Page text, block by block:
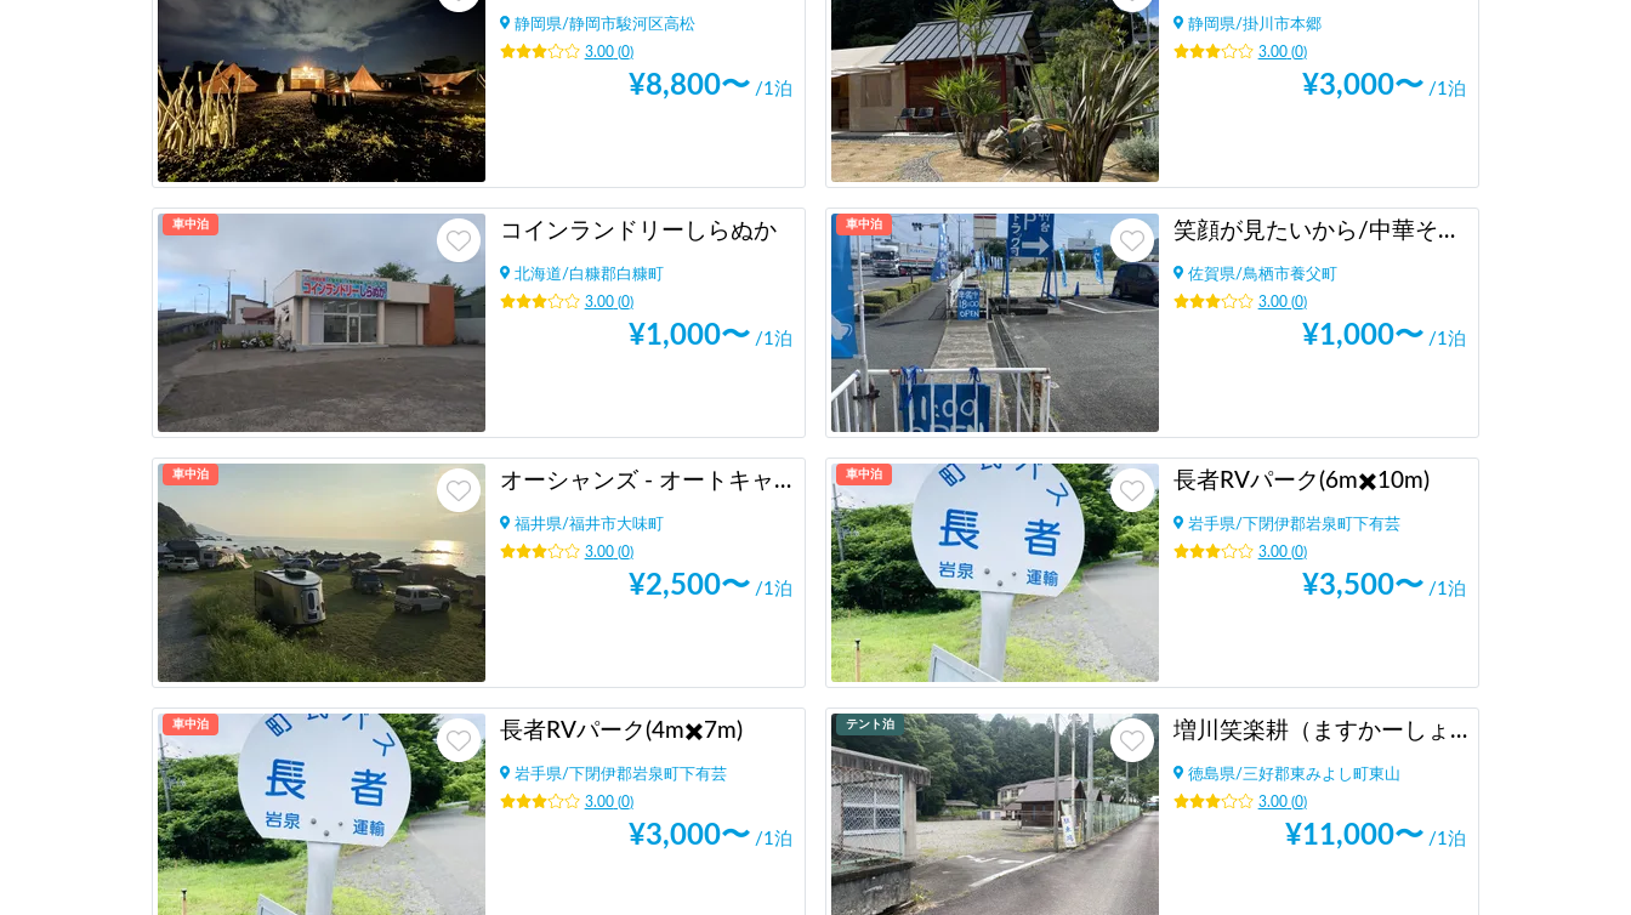
静岡県/静岡市駿河区高松
3.00(0)
¥8,800〜 /1泊
静岡県/掛川市本郷
3.00(0)
¥3,000〜 /1泊
車中泊 コインランドリーしらぬか
北海道/白糠郡白糠町
3.00(0)
¥1,000〜 /1泊
車中泊 笑顔が見たいから/中華そばユメヲカタレ
佐賀県/鳥栖市養父町
3.00(0)
¥1,000〜 /1泊
車中泊 オーシャンズ - オートキャンプ & ＲＶパーク
福井県/福井市大味町
3.00(0)
¥2,500〜 /1泊
車中泊 長者RVパーク(6m✖️10m)
岩手県/下閉伊郡岩泉町下有芸
3.00(0)
¥3,500〜 /1泊
車中泊 長者RVパーク(4m✖️7m)
岩手県/下閉伊郡岩泉町下有芸
3.00(0)
¥3,000〜 /1泊
テント泊 増川笑楽耕（ますかーしょーがっこー）《セルフチェックインシステム：14:00〜》
徳島県/三好郡東みよし町東山
3.00(0)
¥11,000〜 /1泊